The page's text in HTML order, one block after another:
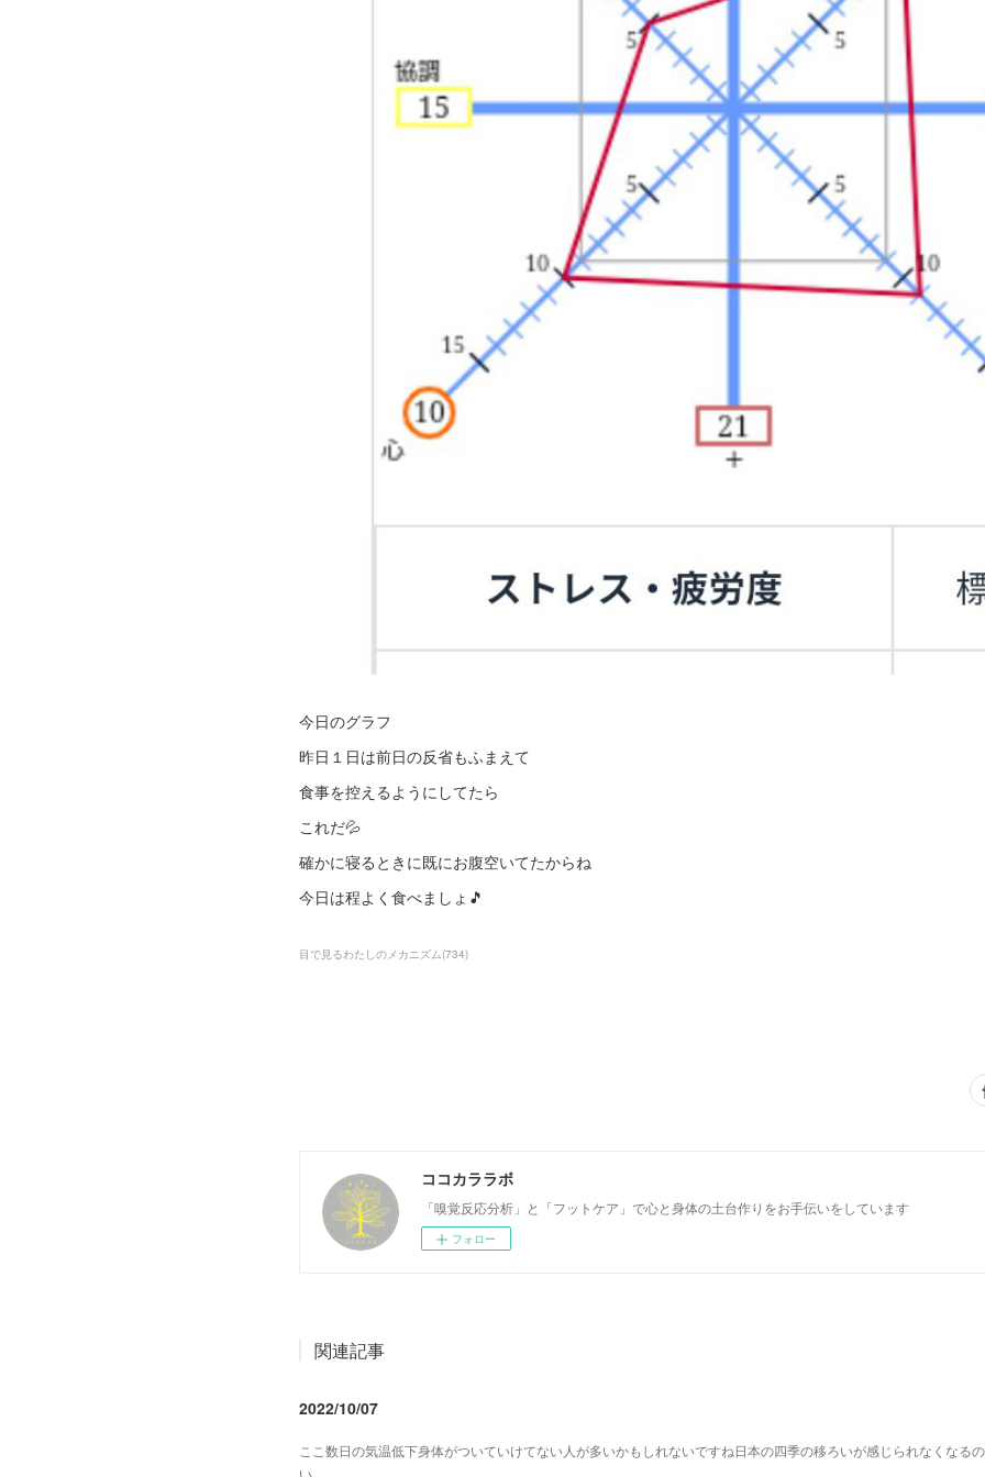
今日のグラフ
昨日１日は前日の反省もふまえて
食事を控えるようにしてたら
これだ💦
確かに寝るときに既にお腹空いてたからね
今日は程よく食べましょ🎵
目で見るわたしのメカニズム(734)
ココカララボ
「嗅覚反応分析」と「フットケア」で心と身体の土台作りをお手伝いをしています
フォロー
関連記事
2022/10/07
ここ数日の気温低下身体がついていけてない人が多いかもしれないですね日本の四季の移ろいが感じられなくなる
い